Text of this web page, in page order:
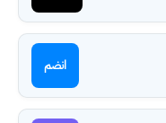
انضم